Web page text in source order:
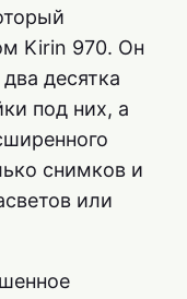
Kirin 970. Он
десятка
под них, а
снимков и
или